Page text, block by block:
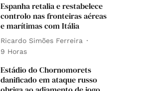
Espanha retalia e restabelece
controlo nas fronteiras aéreas
e marítimas com Itália
Ricardo Simões Ferreira
9 Horas
Estádio do Chornomorets
danificado em ataque russo